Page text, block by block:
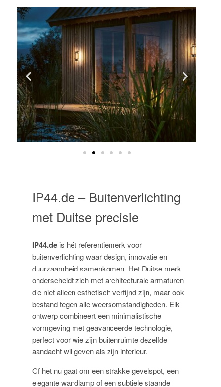
IP44.de – Buitenverlichting
met Duitse precisie
IP44.de is hét referentiemerk voor
buitenverlichting waar design, innovatie en
duurzaamheid samenkomen. Het Duitse merk
onderscheidt zich met architecturale armaturen
die niet alleen esthetisch verfijnd zijn, maar ook
bestand tegen alle weersomstandigheden. Elk
ontwerp combineert een minimalistische
vormgeving met geavanceerde technologie,
perfect voor wie zijn buitenruimte dezelfde
aandacht wil geven als zijn interieur.
Of het nu gaat om een strakke gevelspot, een
elegante wandlamp of een subtiele staande